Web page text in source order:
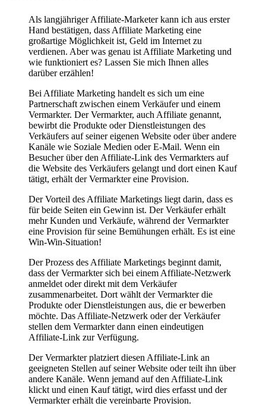
Als langjähriger Affiliate-Marketer kann ich aus erster
Hand bestätigen, dass Affiliate Marketing eine
großartige Möglichkeit ist, Geld im Internet zu
verdienen. Aber was genau ist Affiliate Marketing und
wie funktioniert es? Lassen Sie mich Ihnen alles
darüber erzählen!
Bei Affiliate Marketing handelt es sich um eine
Partnerschaft zwischen einem Verkäufer und einem
Vermarkter. Der Vermarkter, auch Affiliate genannt,
bewirbt die Produkte oder Dienstleistungen des
Verkäufers auf seiner eigenen Website oder über andere
Kanäle wie Soziale Medien oder E-Mail. Wenn ein
Besucher über den Affiliate-Link des Vermarkters auf
die Website des Verkäufers gelangt und dort einen Kauf
tätigt, erhält der Vermarkter eine Provision.
Der Vorteil des Affiliate Marketings liegt darin, dass es
für beide Seiten ein Gewinn ist. Der Verkäufer erhält
mehr Kunden und Verkäufe, während der Vermarkter
eine Provision für seine Bemühungen erhält. Es ist eine
Win-Win-Situation!
Der Prozess des Affiliate Marketings beginnt damit,
dass der Vermarkter sich bei einem Affiliate-Netzwerk
anmeldet oder direkt mit dem Verkäufer
zusammenarbeitet. Dort wählt der Vermarkter die
Produkte oder Dienstleistungen aus, die er bewerben
möchte. Das Affiliate-Netzwerk oder der Verkäufer
stellen dem Vermarkter dann einen eindeutigen
Affiliate-Link zur Verfügung.
Der Vermarkter platziert diesen Affiliate-Link an
geeigneten Stellen auf seiner Website oder teilt ihn über
andere Kanäle. Wenn jemand auf den Affiliate-Link
klickt und einen Kauf tätigt, wird dies erfasst und der
Vermarkter erhält die vereinbarte Provision.